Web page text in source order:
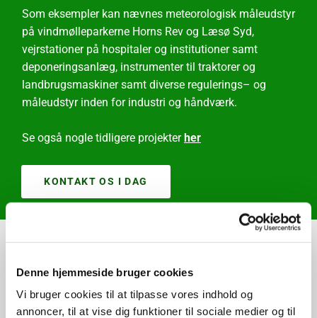
Denne hjemmeside bruger cookies
Vi bruger cookies til at tilpasse vores indhold og
annoncer, til at vise dig funktioner til sociale medier og til
Som eksempler kan nævnes meteorologisk måleudstyr
på vindmølleparkerne Horns Rev og Læsø Syd,
vejrstationer på hospitaler og institutioner samt
deponeringsanlæg, instrumenter til traktorer og
landbrugsmaskiner samt diverse regulerings– og
måleudstyr inden for industri og håndværk.
Se også nogle tidligere projekterher
KONTAKT OS I DAG
Som eksempler kan nævnes meteorologisk måleudstyr
på vindmølleparkerne Horns Rev og Læsø Syd,
vejrstationer på hospitaler og institutioner samt
deponeringsanlæg, instrumenter til traktorer og
landbrugsmaskiner samt diverse regulerings– og
måleudstyr inden for industri og håndværk.
Se også nogle tidligere projekterher
KONTAKT OS I DAG
Hvad kan vi hjælpe med?
Du er meget velkommen til at kontakte osfor yderligere information eller
tilbud på reparation eller vedligeholdelse på netop dit udstyr. Det vil glæde